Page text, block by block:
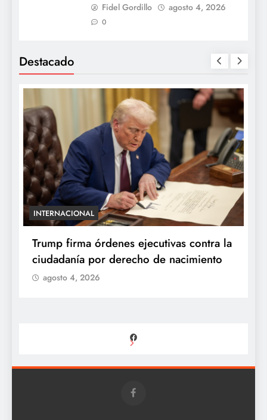
Fidel Gordillo agosto 4, 2026
0
Destacado
INTERNACIONAL
Trump firma órdenes ejecutivas contra la
ciudadanía por derecho de nacimiento
agosto 4, 2026